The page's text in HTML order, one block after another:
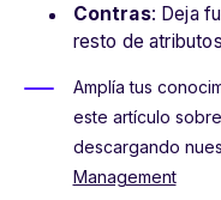
Contras: Deja
resto de
Amplía tus
este artículo sobre
descargando
Management